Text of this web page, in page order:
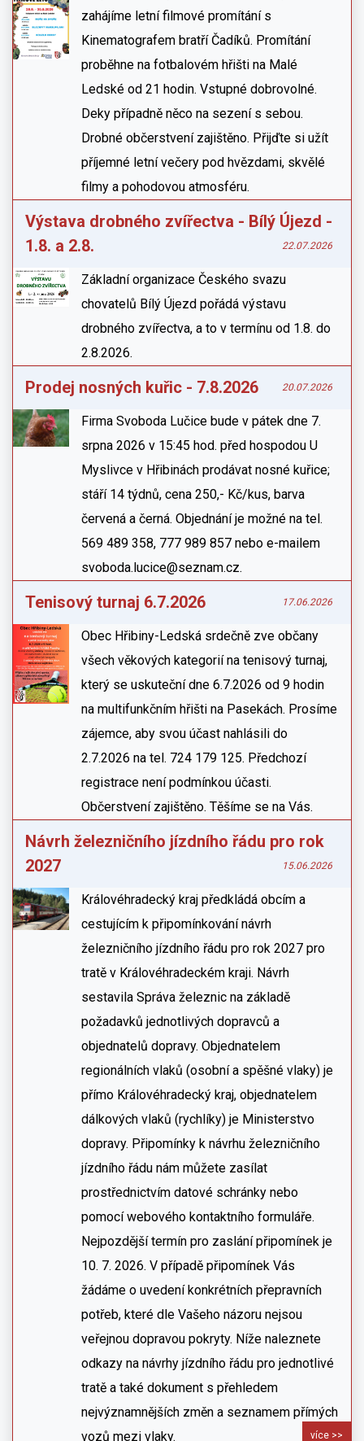
zahájíme letní filmové promítání s
Kinematografem bratří Čadíků. Promítání
proběhne na fotbalovém hřišti na Malé
Ledské od 21 hodin. Vstupné dobrovolné.
Deky případně něco na sezení s sebou.
Drobné občerstvení zajištěno. Přijďte si užít
příjemné letní večery pod hvězdami, skvělé
filmy a pohodovou atmosféru.
Výstava drobného zvířectva - Bílý Újezd -
1.8. a 2.8.
22.07.2026
Základní organizace Českého svazu
chovatelů Bílý Újezd pořádá výstavu
drobného zvířectva, a to v termínu od 1.8. do
2.8.2026.
Prodej nosných kuřic - 7.8.2026 20.07.2026
Firma Svoboda Lučice bude v pátek dne 7.
srpna 2026 v 15:45 hod. před hospodou U
Myslivce v Hřibinách prodávat nosné kuřice;
stáří 14 týdnů, cena 250,- Kč/kus, barva
červená a černá. Objednání je možné na tel.
569 489 358, 777 989 857 nebo e-mailem
svoboda.lucice@seznam.cz.
Tenisový turnaj 6.7.2026 17.06.2026
Obec Hřibiny-Ledská srdečně zve občany
všech věkových kategorií na tenisový turnaj,
který se uskuteční dne 6.7.2026 od 9 hodin
na multifunkčním hřišti na Pasekách. Prosíme
zájemce, aby svou účast nahlásili do
2.7.2026 na tel. 724 179 125. Předchozí
registrace není podmínkou účasti.
Občerstvení zajištěno. Těšíme se na Vás.
Návrh železničního jízdního řádu pro rok
2027
15.06.2026
Královéhradecký kraj předkládá obcím a
cestujícím k připomínkování návrh
železničního jízdního řádu pro rok 2027 pro
tratě v Královéhradeckém kraji. Návrh
sestavila Správa železnic na základě
požadavků jednotlivých dopravců a
objednatelů dopravy. Objednatelem
regionálních vlaků (osobní a spěšné vlaky) je
přímo Královéhradecký kraj, objednatelem
dálkových vlaků (rychlíky) je Ministerstvo
dopravy. Připomínky k návrhu železničního
jízdního řádu nám můžete zasílat
prostřednictvím datové schránky nebo
pomocí webového kontaktního formuláře.
Nejpozdější termín pro zaslání připomínek je
10. 7. 2026. V případě připomínek Vás
žádáme o uvedení konkrétních přepravních
potřeb, které dle Vašeho názoru nejsou
veřejnou dopravou pokryty. Níže naleznete
odkazy na návrhy jízdního řádu pro jednotlivé
tratě a také dokument s přehledem
nejvýznamnějších změn a seznamem přímých
vozů mezi vlaky.
více >>